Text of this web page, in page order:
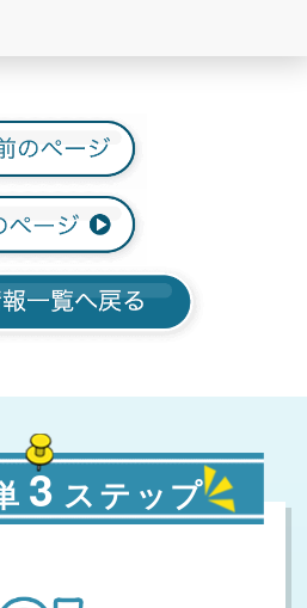
3 ステップ